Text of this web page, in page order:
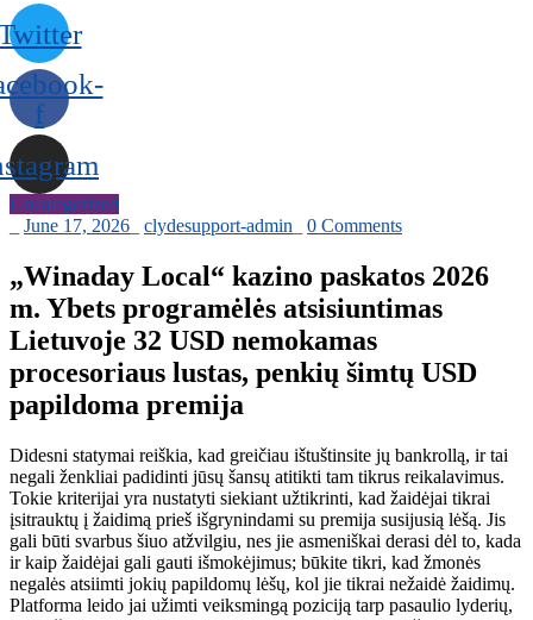
f
Uncategorized
June 17, 2026 clydesupport-admin 0 Comments
„Winaday Local“ kazino paskatos 2026
m. Ybets programėlės atsisiuntimas
Lietuvoje 32 USD nemokamas
procesoriaus lustas, penkių šimtų USD
papildoma premija
Didesni statymai reiškia, kad greičiau ištuštinsite jų bankrollą, ir tai
negali ženkliai padidinti jūsų šansų atitikti tam tikrus reikalavimus.
Tokie kriterijai yra nustatyti siekiant užtikrinti, kad žaidėjai tikrai
įsitrauktų į žaidimą prieš išgrynindami su premija susijusią lėšą. Jis
gali būti svarbus šiuo atžvilgiu, nes jie asmeniškai derasi dėl to, kada
ir kaip žaidėjai gali gauti išmokėjimus; būkite tikri, kad žmonės
negalės atsiimti jokių papildomų lėšų, kol jie tikrai nežaidė žaidimų.
Platforma leido jai užimti veiksmingą poziciją tarp pasaulio lyderių,